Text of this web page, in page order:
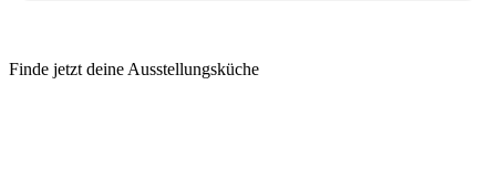
Finde jetzt deine Ausstellungsküche